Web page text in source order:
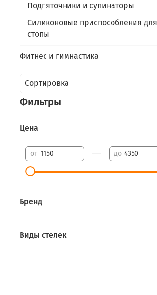
Подпяточники и супинаторы
Силиконовые приспособления для
стопы
Фитнес и гимнастика
Фильтры
Цена
от до
Бренд
Виды стелек